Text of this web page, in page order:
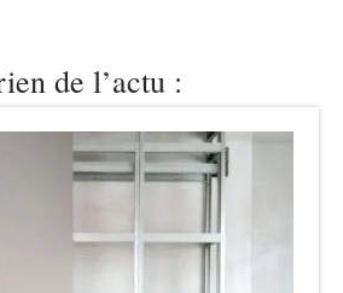
de l’actu :